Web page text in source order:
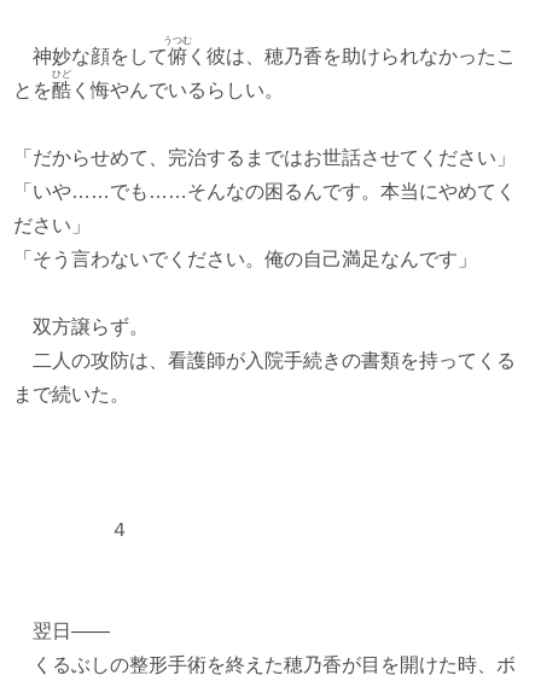
神妙な顔をして俯
うつむ
く彼は、穂乃香を助けられなかったこ
とを酷
ひど
く悔やんでいるらしい。
「だからせめて、完治するまではお世話させてください」
「いや……でも……そんなの困るんです。本当にやめてく
ださい」
「そう言わないでください。俺の自己満足なんです」
双方譲らず。
二人の攻防は、看護師が入院手続きの書類を持ってくる
まで続いた。
４
翌日――
くるぶしの整形手術を終えた穂乃香が目を開けた時、ボ